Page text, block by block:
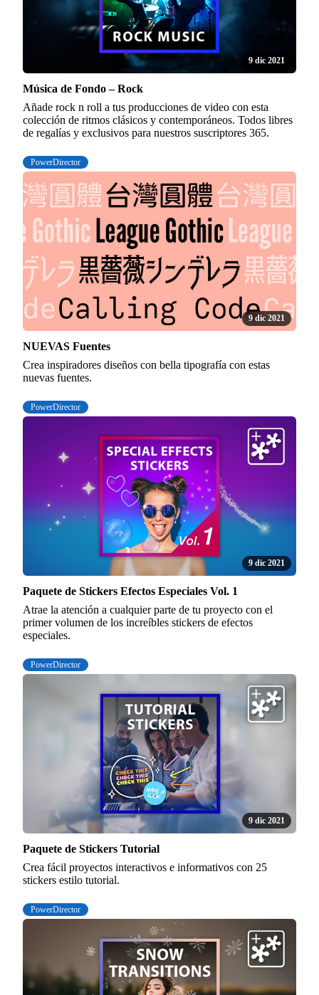
9 dic 2021
Música de Fondo – Rock
Añade rock n roll a tus producciones de video con esta
colección de ritmos clásicos y contemporáneos. Todos libres
de regalías y exclusivos para nuestros suscriptores 365.
PowerDirector
9 dic 2021
NUEVAS Fuentes
Crea inspiradores diseños con bella tipografía con estas
nuevas fuentes.
PowerDirector
9 dic 2021
Paquete de Stickers Efectos Especiales Vol. 1
Atrae la atención a cualquier parte de tu proyecto con el
primer volumen de los increíbles stickers de efectos
especiales.
PowerDirector
9 dic 2021
Paquete de Stickers Tutorial
Crea fácil proyectos interactivos e informativos con 25
stickers estilo tutorial.
PowerDirector